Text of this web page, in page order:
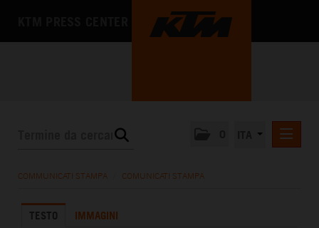
L'AZIENDA
COMMUNICATI STAMPA COMUNICATI STAMPA
TESTO IMMAGINI